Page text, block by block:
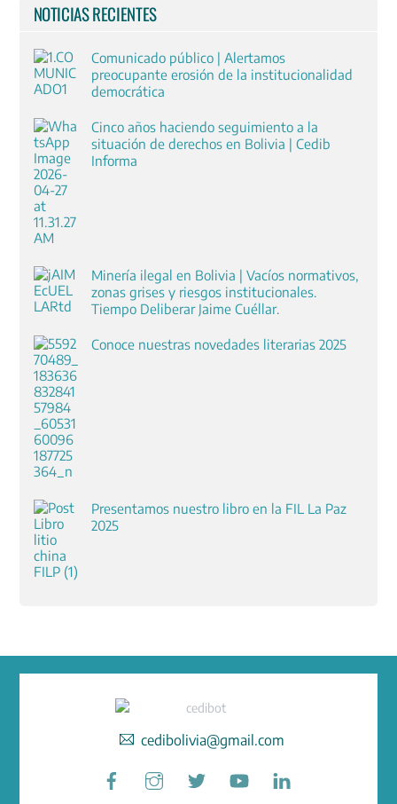
NOTICIAS RECIENTES
Comunicado público | Alertamos
preocupante erosión de la institucionalidad
democrática
Cinco años haciendo seguimiento a la
situación de derechos en Bolivia | Cedib
Informa
Minería ilegal en Bolivia | Vacíos normativos,
zonas grises y riesgos institucionales.
Tiempo Deliberar Jaime Cuéllar.
Conoce nuestras novedades literarias 2025
Presentamos nuestro libro en la FIL La Paz
2025
cedibolivia@gmail.com
Facebook